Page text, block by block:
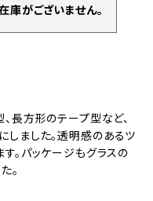
庫がございません。
長方形のテープ型など、
しました。透明感のあるツ
。パッケージもグラスの
。